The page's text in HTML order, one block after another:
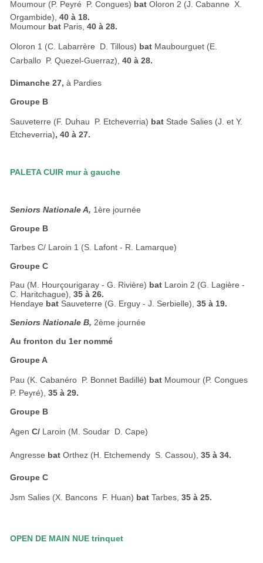
Moumour (P. Peyré  P. Congues) bat Oloron 2 (J. Cabanne  X.
Orgambide),40 à 18.
Moumour bat Paris,40 à 28.
Oloron 1 (C. Labarrère  D. Tillous) bat Maubourguet (E.
Carballo  P. Quezel-Guerraz) ,40 à 28.
Dimanche 27, à Pardies
Groupe B
Sauveterre (F. Duhau  P. Etcheverria) bat Stade Salies (J. et Y.
Etcheverria), 40 à 27.
PALETA CUIR mur à gauche
Seniors Nationale A, 1ère journée
Groupe B
Tarbes C/ Laroin 1 (S. Lafont - R. Lamarque)
Groupe C
Pau (M. Hourçourigaray - G. Rivière) bat Laroin 2 (G. Lagière -
C. Haritchague),35 à 26.
Hendaye bat Sauveterre (G. Erguy - J. Serbielle),35 à 19.
Seniors Nationale B, 2ème journée
Au fronton du 1er nommé
Groupe A
Pau (K. Cabanéro  P. Bonnet Badillé) bat Moumour (P. Congues 
P. Peyré),35 à 29.
Groupe B
AgenC/ Laroin (M. Soudar  D. Cape)
Angresse bat Orthez (H. Etchemendy  S. Cassou) ,35 à 34.
Groupe C
Jsm Salies (X. Bancons  F. Huan) batTarbes,35 à 25.
OPEN DE MAIN NUE trinquet